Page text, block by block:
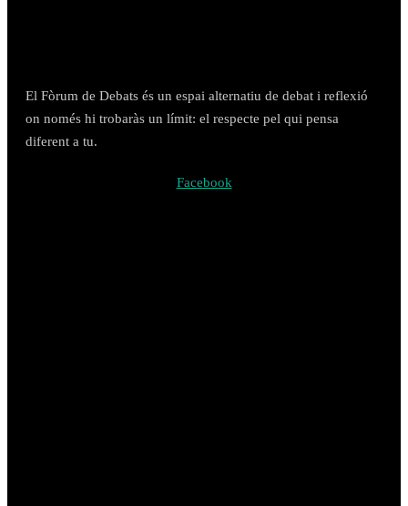
El Fòrum de Debats és un espai alternatiu de debat i reflexió
on només hi trobaràs un límit: el respecte pel qui pensa
diferent a tu.
Facebook